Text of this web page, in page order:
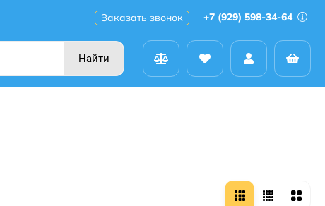
Заказать звонок +7 (929) 598-34-64
Найти